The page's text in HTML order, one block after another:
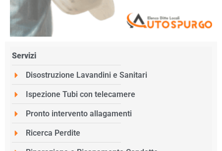
Servizi
Disostruzione Lavandini e Sanitari
Ispezione Tubi con telecamere
Pronto intervento allagamenti
Ricerca Perdite